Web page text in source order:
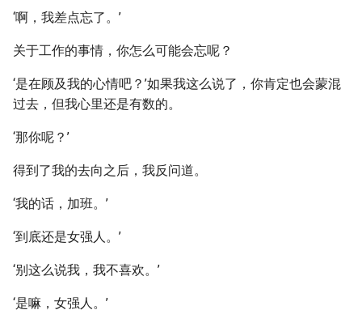
‘啊，我差点忘了。’
关于工作的事情，你怎么可能会忘呢？
‘是在顾及我的心情吧？’如果我这么说了，你肯定也会蒙混
过去，但我心里还是有数的。
‘那你呢？’
得到了我的去向之后，我反问道。
‘我的话，加班。’
‘到底还是女强人。’
‘别这么说我，我不喜欢。’
‘是嘛，女强人。’